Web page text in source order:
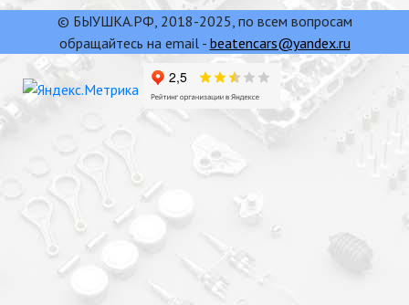
© БЫУШКА.РФ, 2018-2025, по всем вопросам
обращайтесь на email - beatencars@yandex.ru